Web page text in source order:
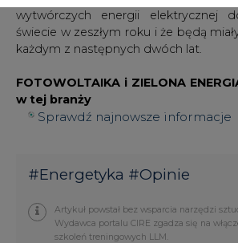
wytwórczych energii elektrycznej
świecie w zeszłym roku i że będą
każdym z następnych dwóch lat.
FOTOWOLTAIKA i ZIELONA
w tej branży
Sprawdź najnowsze informacje
#Energetyka #Opinie
Artykuł powstał bez wsparcia narzędzi
Wydawca portalu CIRE zgadza się na
szkoleń treningowych LLM.